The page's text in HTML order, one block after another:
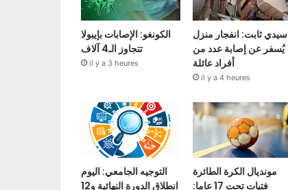
الكونغو: الإصابات بإيبولا
تتجاوز الـ4 آلاف
il y a 3 heures
سيدي ثابت: انفجار منزل
يُسفر عن إصابة عدد من
أفراد عائلة
il y a 4 heures
التوجيه الجامعي: اليوم
انطلاق الدورة النهائية و12
مونديال الكرة الطائرة
فتيات تحت 17 عاما: